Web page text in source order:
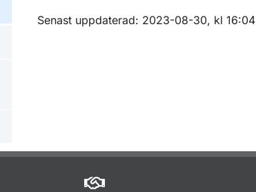
Om sidan
Senast uppdaterad: 2023-08-30, kl 16:04